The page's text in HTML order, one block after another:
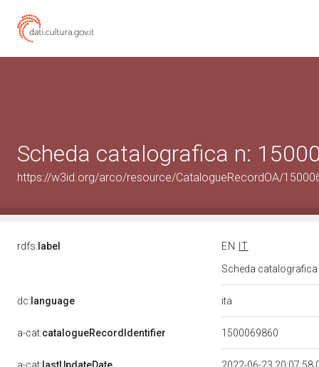
Scheda catalografica n:
https://w3id.org/arco/resource/CatalogueRecordOA/
rdfs: label EN
IT
Scheda
dc: language ita
a-cat:catalogueRecordIdentifier 1500069860